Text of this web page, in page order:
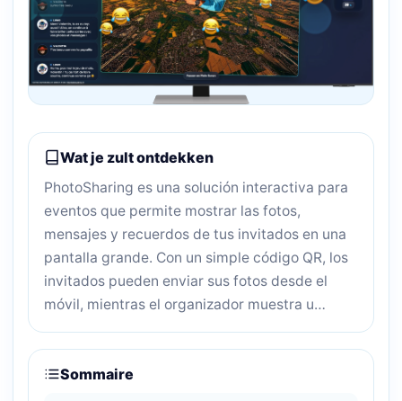
Wat je zult ontdekken
PhotoSharing es una solución interactiva para
eventos que permite mostrar las fotos,
mensajes y recuerdos de tus invitados en una
pantalla grande. Con un simple código QR, los
invitados pueden enviar sus fotos desde el
móvil, mientras el organizador muestra u…
Sommaire